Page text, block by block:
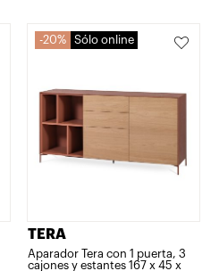
20% Sólo online
TERA
Aparador Tera con 1 puerta, 3
cajones y estantes 167 x 45 x